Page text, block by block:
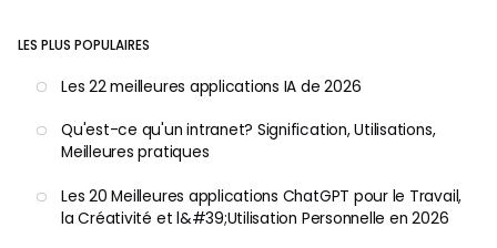
LES PLUS POPULAIRES
Les 22 meilleures applications IA de 2026
Qu'est-ce qu'un intranet? Signification, Utilisations,
Meilleures pratiques
Les 20 Meilleures applications ChatGPT pour le Travail,
la Créativité et l&#39;Utilisation Personnelle en 2026